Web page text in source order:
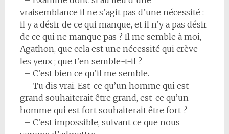
vraisemblance il ne s’agit pas d’une nécessité :
il y a désir de ce qui manque, et il n’y a pas désir
de ce qui ne manque pas ? Il me semble à moi,
Agathon, que cela est une nécessité qui crève
les yeux ; que t’en semble-t-il ?
– C’est bien ce qu’il me semble.
– Tu dis vrai. Est-ce qu’un homme qui est
grand souhaiterait être grand, est-ce qu’un
homme qui est fort souhaiterait être fort ?
– C’est impossible, suivant ce que nous